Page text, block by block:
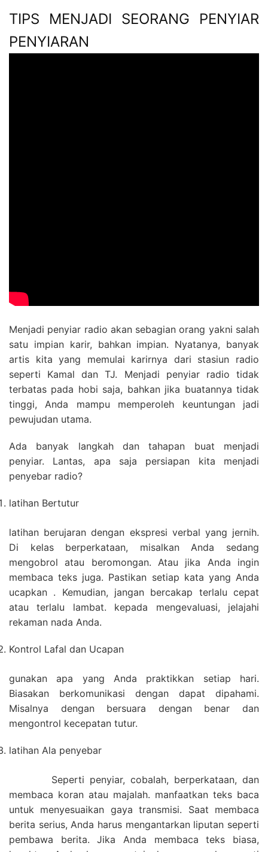
TIPS MENJADI SEORANG PENYIAR
PENYIARAN
Menjadi penyiar radio akan sebagian orang yakni salah
satu impian karir, bahkan impian. Nyatanya, banyak
artis kita yang memulai karirnya dari stasiun radio
seperti Kamal dan TJ. Menjadi penyiar radio tidak
terbatas pada hobi saja, bahkan jika buatannya tidak
tinggi, Anda mampu memperoleh keuntungan jadi
pewujudan utama.
Ada banyak langkah dan tahapan buat menjadi
penyiar. Lantas, apa saja persiapan kita menjadi
penyebar radio?
latihan Bertutur
latihan berujaran dengan ekspresi verbal yang jernih.
Di kelas berperkataan, misalkan Anda sedang
mengobrol atau beromongan. Atau jika Anda ingin
membaca teks juga. Pastikan setiap kata yang Anda
ucapkan . Kemudian, jangan bercakap terlalu cepat
atau terlalu lambat. kepada mengevaluasi, jelajahi
rekaman nada Anda.
Kontrol Lafal dan Ucapan
gunakan apa yang Anda praktikkan setiap hari.
Biasakan berkomunikasi dengan dapat dipahami.
Misalnya dengan bersuara dengan benar dan
mengontrol kecepatan tutur.
latihan Ala penyebar
Seperti penyiar, cobalah, berperkataan, dan
membaca koran atau majalah. manfaatkan teks baca
untuk menyesuaikan gaya transmisi. Saat membaca
berita serius, Anda harus mengantarkan liputan seperti
pembawa berita. Jika Anda membaca teks biasa,